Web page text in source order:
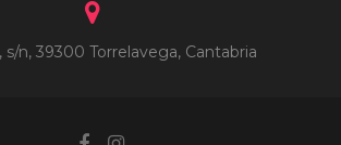
s/n, 39300 Torrelavega, Cantabria